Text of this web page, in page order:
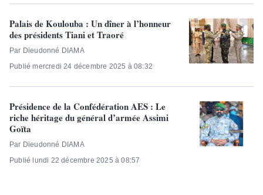
Palais de Koulouba : Un dîner à l’honneur
des présidents Tiani et Traoré
Par Dieudonné DIAMA
Publié mercredi 24 décembre 2025 à 08:32
Présidence de la Confédération AES : Le
riche héritage du général d’armée Assimi
Goïta
Par Dieudonné DIAMA
Publié lundi 22 décembre 2025 à 08:57